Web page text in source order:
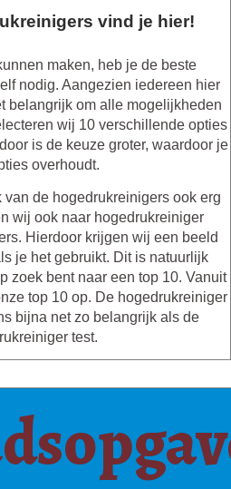
vind je hier!
maken, heb je de beste
nodig. Aangezien iedereen hier
belangrijk om alle mogelijkheden
wij 10 verschillende opties
is de keuze groter, waardoor je
overhoudt.
de hogedrukreinigers ook erg
wij ook naar hogedrukreiniger
Hierdoor krijgen wij een beeld
je het gebruikt. Dit is natuurlijk
zoek bent naar een top 10. Vanuit
top 10 op. De hogedrukreiniger
bijna net zo belangrijk als de
test.